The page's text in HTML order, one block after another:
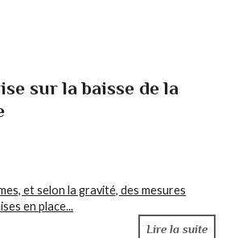
sur la baisse de la
Lire la suite